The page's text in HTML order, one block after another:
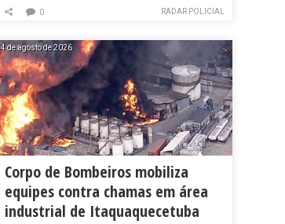
RADAR POLICIAL
0
4 de agosto de 2026
Corpo de Bombeiros mobiliza
equipes contra chamas em área
industrial de Itaquaquecetuba